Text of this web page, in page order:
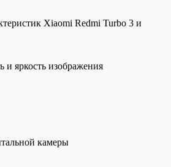
Xiaomi Redmi Turbo 3 и
и яркость изображения
камеры